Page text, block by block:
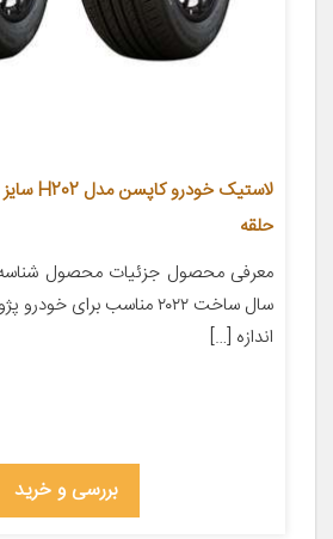
حلقه
اندازه […]
بررسی و خرید